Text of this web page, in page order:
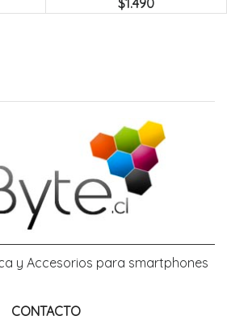
$1.490
y Accesorios para smartphones
CONTACTO